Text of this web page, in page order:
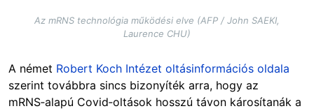
Az mRNS technológia működési elve (AFP / John SAEKI,
Laurence CHU)
A német Robert Koch Intézet oltásinformációs oldala
szerint továbbra sincs bizonyíték arra, hogy az
mRNS‑alapú Covid‑oltások hosszú távon károsítanák a